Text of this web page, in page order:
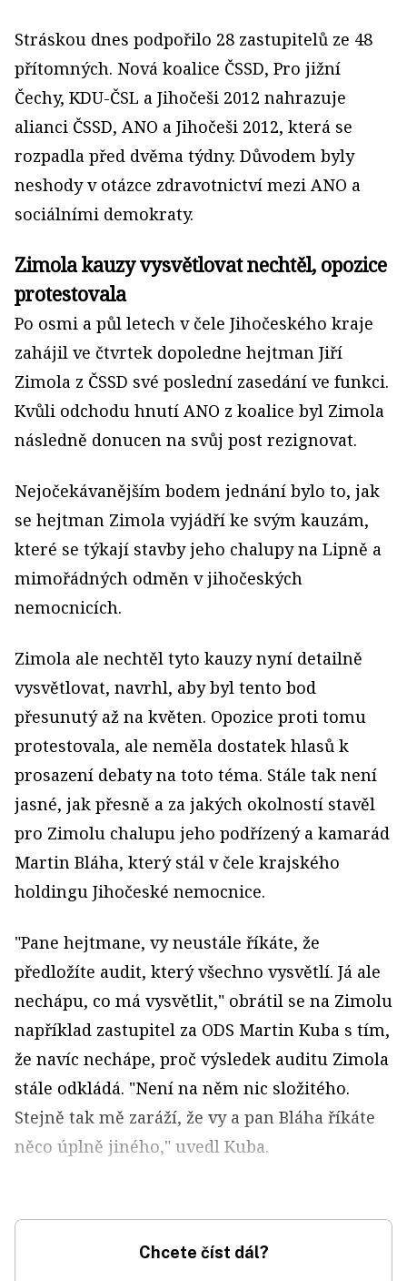
Stráskou dnes podpořilo 28 zastupitelů ze 48
přítomných. Nová koalice ČSSD, Pro jižní
Čechy, KDU-ČSL a Jihočeši 2012 nahrazuje
alianci ČSSD, ANO a Jihočeši 2012, která se
rozpadla před dvěma týdny. Důvodem byly
neshody v otázce zdravotnictví mezi ANO a
sociálními demokraty.
Zimola kauzy vysvětlovat nechtěl, opozice
protestovala
Po osmi a půl letech v čele Jihočeského kraje
zahájil ve čtvrtek dopoledne hejtman Jiří
Zimola z ČSSD své poslední zasedání ve funkci.
Kvůli odchodu hnutí ANO z koalice byl Zimola
následně donucen na svůj post rezignovat.
Nejočekávanějším bodem jednání bylo to, jak
se hejtman Zimola vyjádří ke svým kauzám,
které se týkají stavby jeho chalupy na Lipně a
mimořádných odměn v jihočeských
nemocnicích.
Zimola ale nechtěl tyto kauzy nyní detailně
vysvětlovat, navrhl, aby byl tento bod
přesunutý až na květen. Opozice proti tomu
protestovala, ale neměla dostatek hlasů k
prosazení debaty na toto téma. Stále tak není
jasné, jak přesně a za jakých okolností stavěl
pro Zimolu chalupu jeho podřízený a kamarád
Martin Bláha, který stál v čele krajského
holdingu Jihočeské nemocnice.
"Pane hejtmane, vy neustále říkáte, že
předložíte audit, který všechno vysvětlí. Já ale
nechápu, co má vysvětlit," obrátil se na Zimolu
například zastupitel za ODS Martin Kuba s tím,
že navíc nechápe, proč výsledek auditu Zimola
stále odkládá. "Není na něm nic složitého.
Stejně tak mě zaráží, že vy a pan Bláha říkáte
něco úplně jiného," uvedl Kuba.
Chcete číst dál?